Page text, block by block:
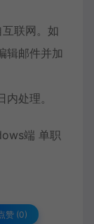
联网。如
辑邮件并加
处理。
赞 (0)